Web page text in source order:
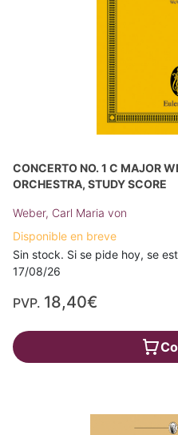
CONCERTO NO. 1 C MAJOR
ORCHESTRA, STUDY SCORE
Weber, Carl Maria von
Disponible en breve
Sin stock. Si se pide hoy, se
17/08/26
PVP. 18,40€